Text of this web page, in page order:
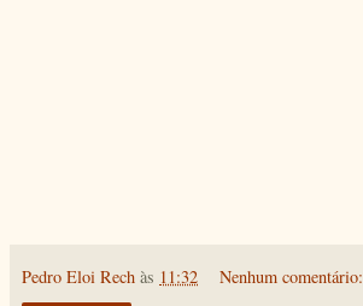
Pedro Eloi Rech às 11:32 Nenhum comentário: